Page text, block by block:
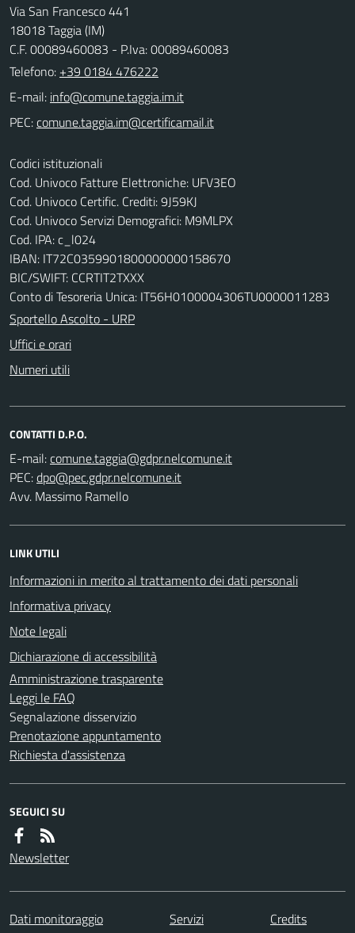
Via San Francesco 441
18018 Taggia (IM)
C.F. 00089460083 - P.Iva: 00089460083
Telefono: +39 0184 476222
E-mail:
PEC:
Codici istituzionali
Cod. Univoco Fatture Elettroniche: UFV3EO
Cod. Univoco Certific. Crediti: 9J59KJ
Cod. Univoco Servizi Demografici: M9MLPX
Cod. IPA: c_l024
IBAN: IT72C0359901800000000158670
BIC/SWIFT: CCRTIT2TXXX
Conto di Tesoreria Unica: IT56H0100004306TU0000011283
Sportello Ascolto - URP
Uffici e orari
Numeri utili
CONTATTI D.P.O.
E-mail:
PEC:
Avv. Massimo Ramello
LINK UTILI
Informazioni in merito al trattamento dei dati personali
Informativa privacy
Note legali
Dichiarazione di accessibilità
Amministrazione trasparente
Leggi le FAQ
Segnalazione disservizio
Prenotazione appuntamento
Richiesta d'assistenza
SEGUICI SU
Newsletter
Dati monitoraggio Servizi
Credits